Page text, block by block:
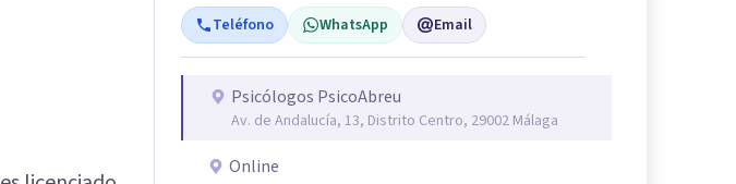
Teléfono WhatsApp Email
Psicólogos PsicoAbreu
Av. de Andalucía, 13, Distrito Centro, 29002 Málaga
Online